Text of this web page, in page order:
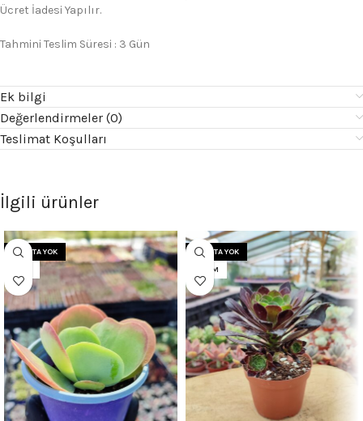
Ücret İadesi Yapılır.
Tahmini Teslim Süresi : 3 Gün
Ek bilgi
Değerlendirmeler (0)
Teslimat Koşulları
İlgili ürünler
STOKTA YOK
STOKTA YOK
8.5 CM